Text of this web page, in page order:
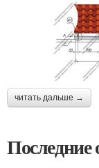
читать дальше →
Последние